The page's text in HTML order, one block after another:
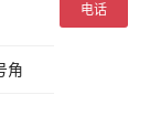
角
电话